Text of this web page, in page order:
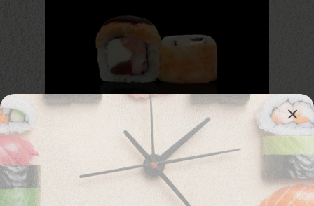
300. Sakura Hot maki
Lõhe, hiidkrevett, kreemjuust, tomat, gouda
juust, masago